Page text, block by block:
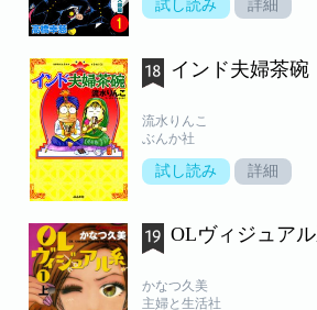
試し読み 詳細
インド夫婦茶碗
流水りんこ
ぶんか社
試し読み 詳細
OLヴィジュア
かなつ久美
主婦と生活社